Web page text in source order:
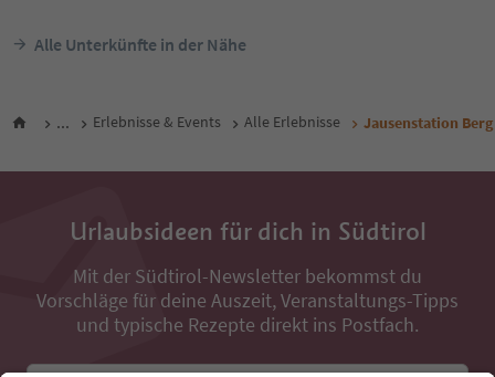
Alle Unterkünfte in der Nähe
... Erlebnisse & Events Alle Erlebnisse Jausenstation
Urlaubsideen für dich in Südtirol
Mit der Südtirol-Newsletter bekommst du
Vorschläge für deine Auszeit, Veranstaltungs-Tipps
und typische Rezepte direkt ins Postfach.